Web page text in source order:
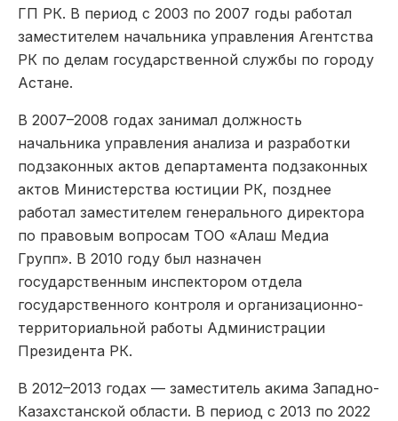
ГП РК. В период с 2003 по 2007 годы работал
заместителем начальника управления Агентства
РК по делам государственной службы по городу
Астане.
В 2007–2008 годах занимал должность
начальника управления анализа и разработки
подзаконных актов департамента подзаконных
актов Министерства юстиции РК, позднее
работал заместителем генерального директора
по правовым вопросам ТОО «Алаш Медиа
Групп». В 2010 году был назначен
государственным инспектором отдела
государственного контроля и организационно-
территориальной работы Администрации
Президента РК.
В 2012–2013 годах — заместитель акима Западно-
Казахстанской области. В период с 2013 по 2022